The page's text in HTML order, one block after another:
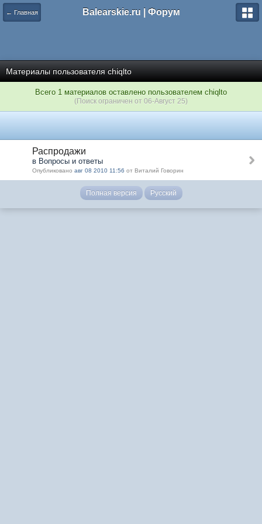
← Главная Balearskie.ru | Форум
Материалы пользователя chiqlto
Всего 1 материалов оставлено пользователем chiqlto
(Поиск ограничен от 06-Август 25)
Распродажи
в Вопросы и ответы
Опубликовано авг 08 2010 11:56 от Виталий Говорин
Полная версия Русский